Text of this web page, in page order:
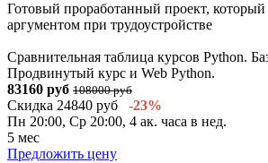
Готовый проработанный проект,
аргументом при трудоустройстве
Сравнительная таблица курсов Python.
Продвинутый курс и Web Python.
83160 руб 108000 руб
Скидка 24840 руб -23%
Пн 20:00, Ср 20:00, 4 ак. часа в нед.
5 мес
Предложить цену